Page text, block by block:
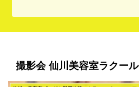
撮影会 仙川美容室ラクール